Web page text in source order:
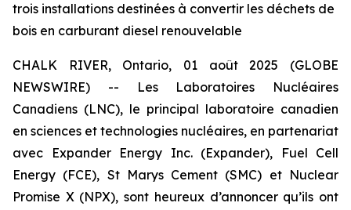
trois installations destinées à convertir les déchets de
bois en carburant diesel renouvelable
CHALK RIVER, Ontario, 01 août 2025 (GLOBE
NEWSWIRE) -- Les Laboratoires Nucléaires
Canadiens (LNC), le principal laboratoire canadien
en sciences et technologies nucléaires, en partenariat
avec Expander Energy Inc. (Expander), Fuel Cell
Energy (FCE), St Marys Cement (SMC) et Nuclear
Promise X (NPX), sont heureux d’annoncer qu’ils ont